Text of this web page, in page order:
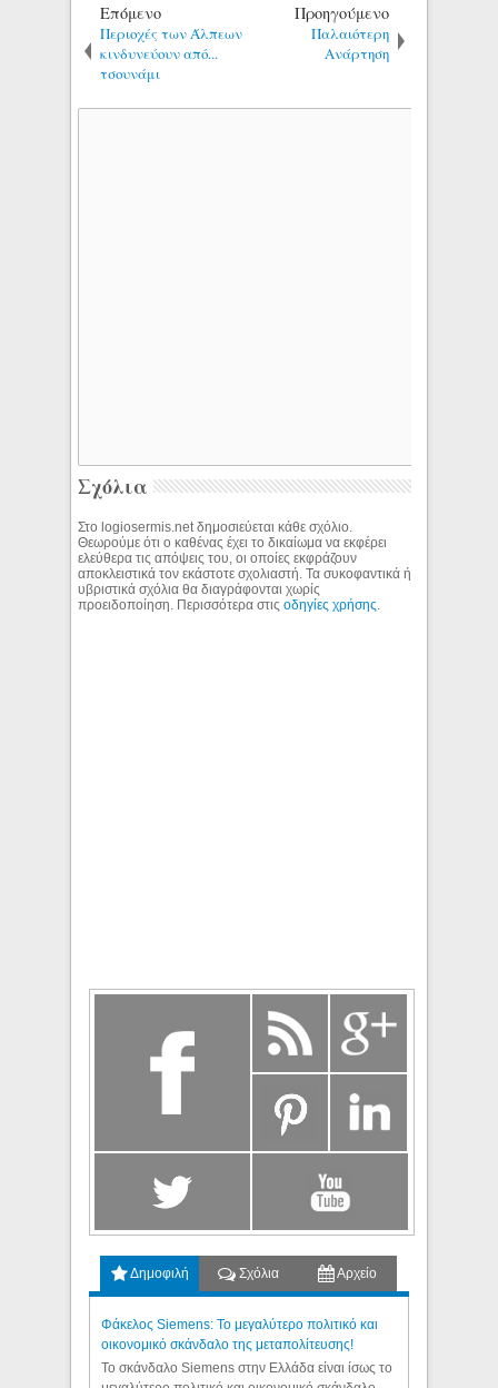
Επόμενο
Περιοχές των Άλπεων
κινδυνεύουν από...
τσουνάμι
Προηγούμενο
Παλαιότερη
Ανάρτηση
Σχόλια
Στο logiosermis.net δημοσιεύεται κάθε σχόλιο.
Θεωρούμε ότι ο καθένας έχει το δικαίωμα να εκφέρει
ελεύθερα τις απόψεις του, οι οποίες εκφράζουν
αποκλειστικά τον εκάστοτε σχολιαστή. Τα συκοφαντικά ή
υβριστικά σχόλια θα διαγράφονται χωρίς
προειδοποίηση. Περισσότερα στιςοδηγίες χρήσης
Δημοφιλή Σχόλια Αρχείο
Φάκελος Siemens: Το μεγαλύτερο πολιτικό και
οικονομικό σκάνδαλο της μεταπολίτευσης!
Το σκάνδαλο Siemens στην Ελλάδα είναι ίσως το